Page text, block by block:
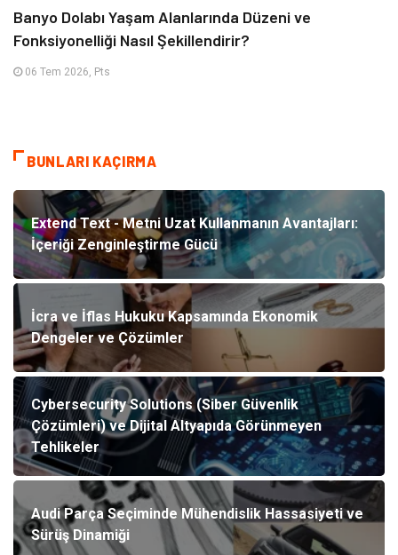
Banyo Dolabı Yaşam Alanlarında Düzeni ve
Fonksiyonelliği Nasıl Şekillendirir?
06 Tem 2026, Pts
BUNLARI KAÇIRMA
Extend Text - Metni Uzat Kullanmanın Avantajları:
İçeriği Zenginleştirme Gücü
İcra ve İflas Hukuku Kapsamında Ekonomik
Dengeler ve Çözümler
Cybersecurity Solutions (Siber Güvenlik
Çözümleri) ve Dijital Altyapıda Görünmeyen
Tehlikeler
Audi Parça Seçiminde Mühendislik Hassasiyeti ve
Sürüş Dinamiği